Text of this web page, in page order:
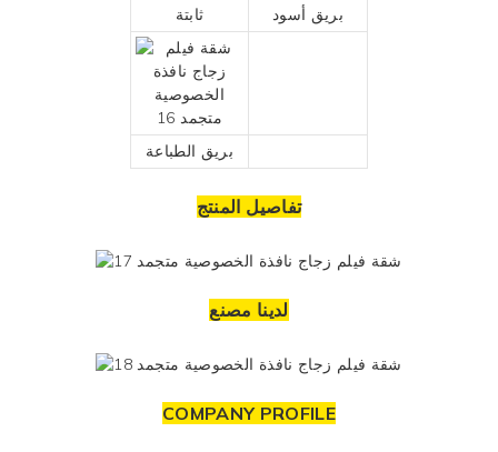
ثابتة بريق أسود
بريق الطباعة
تفاصيل المنتج
لدينا مصنع
COMPANY PROFILE